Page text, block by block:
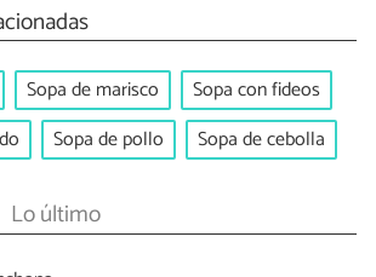
Sopa de marisco
Sopa con fideos
Sopa de pollo Sopa de cebolla
Lo último